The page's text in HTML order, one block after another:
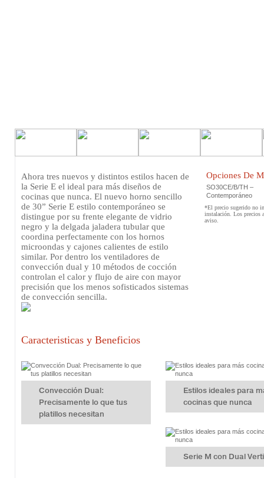
Ahora tres nuevos y distintos estilos hacen de
la Serie E el ideal para más diseños de
cocinas que nunca. El nuevo horno sencillo
de 30” Serie E estilo contemporáneo se
distingue por su frente elegante de vidrio
negro y la delgada jaladera tubular que
coordina perfectamente con los hornos
microondas y cajones calientes de estilo
similar. Por dentro los ventiladores de
convección dual y 10 métodos de cocción
controlan el calor y flujo de aire con mayor
precisión que los menos sofisticados sistemas
de convección sencilla.
Opciones De
SO30CE/B/TH –
Contemporáneo
*El precio sugerido no
instalación. Los precios
aviso.
Caracteristicas y Beneficios
Convección Dual:
Precisamente lo que tus
platillos necesitan
Estilos ideales para
cocinas que nunca
Serie M con Dual